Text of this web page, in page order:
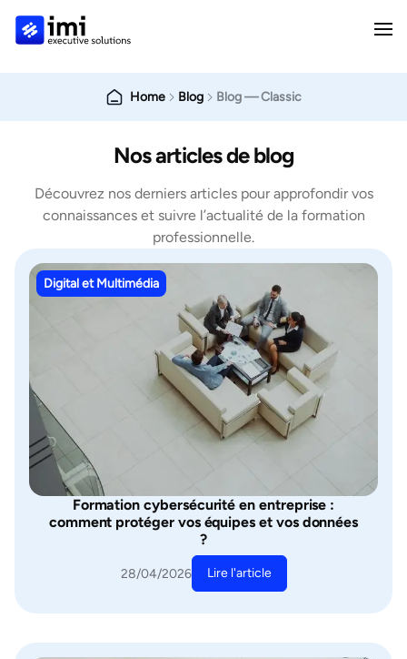
Home Blog Blog — Classic
Nos articles de blog
Découvrez nos derniers articles pour approfondir vos
connaissances et suivre l’actualité de la formation
professionnelle.
Digital et Multimédia
Formation cybersécurité en entreprise :
comment protéger vos équipes et vos données
?
28/04/2026 Lire l'article